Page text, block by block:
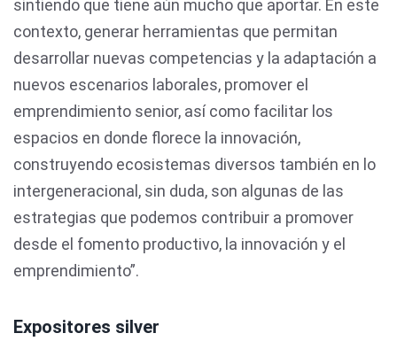
sintiendo que tiene aún mucho que aportar. En este
contexto, generar herramientas que permitan
desarrollar nuevas competencias y la adaptación a
nuevos escenarios laborales, promover el
emprendimiento senior, así como facilitar los
espacios en donde florece la innovación,
construyendo ecosistemas diversos también en lo
intergeneracional, sin duda, son algunas de las
estrategias que podemos contribuir a promover
desde el fomento productivo, la innovación y el
emprendimiento”.
Expositores silver